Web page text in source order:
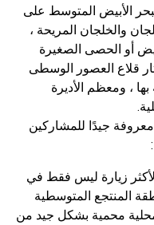
الأبيض المتوسط ​​على
والخلجان المريحة ،
أو الحصى الصغيرة
قلاع العصور الوسطى
، ومعظم الأديرة
معروفة جيدًا للمشاركين
زيارة ليس فقط في
المنتجع المتوسطية
محمية بشكل جيد من